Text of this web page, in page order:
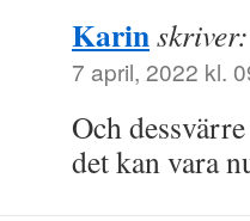
Karinskriver:
7 april, 2022 kl.
Och
det kan vara